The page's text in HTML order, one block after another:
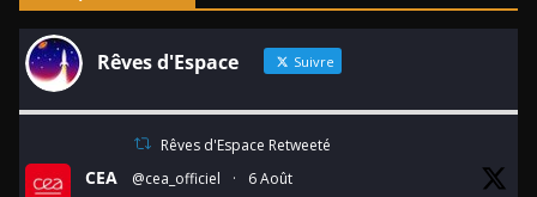
Rêves d'Espace Suivre
Rêves d'Espace Retweeté
CEA @cea_officiel · 6 Août